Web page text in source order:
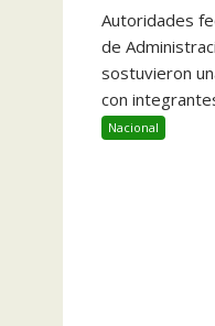
Autoridades
de
sostuvieron
con
Nacional